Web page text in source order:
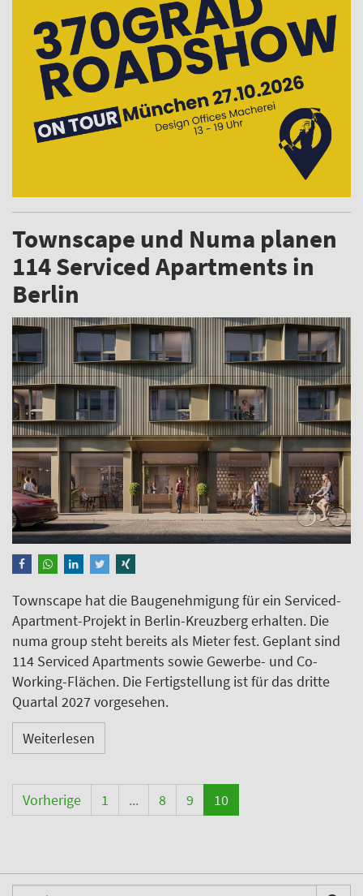
Townscape und Numa planen
114 Serviced Apartments in
Berlin
Townscape hat die Baugenehmigung für ein Serviced-
Apartment-Projekt in Berlin-Kreuzberg erhalten. Die
numa group steht bereits als Mieter fest. Geplant sind
114 Serviced Apartments sowie Gewerbe- und Co-
Working-Flächen. Die Fertigstellung ist für das dritte
Quartal 2027 vorgesehen.
Weiterlesen
Vorherige 1 ... 8 9 10